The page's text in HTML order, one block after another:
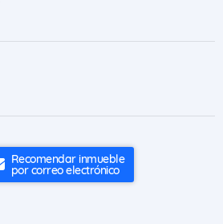
Recomendar inmueble
por correo electrónico